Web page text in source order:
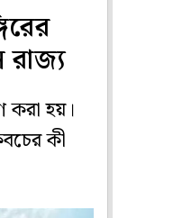
রাজ্য
করা হয়।
কী